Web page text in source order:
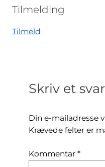
Tilmelding
Tilmeld
Skriv et svar
Din e-mailadresse
Krævede felter er
Kommentar*